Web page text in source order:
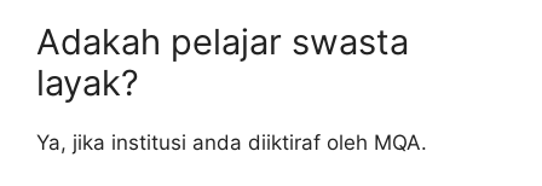
Adakah pelajar swasta
layak?
Ya, jika institusi anda diiktiraf oleh MQA.